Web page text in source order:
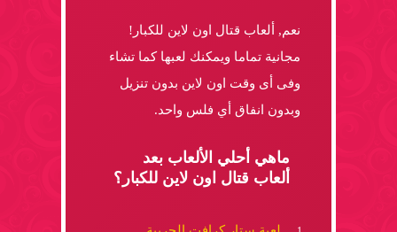
نعم, ألعاب قتال اون لاين للكبار!
مجانية تماما ويمكنك لعبها كما تشاء
وفى أى وقت اون لاين بدون تنزيل
وبدون انفاق أي فلس واحد.
ماهي أحلي الألعاب بعد
ألعاب قتال اون لاين للكبار؟